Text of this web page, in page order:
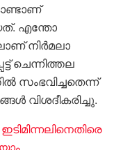
എന്തോ
നിർമലാ
ചെന്നിത്തല
സംഭവിച്ചതെന്ന്
വിശദീകരിച്ചു.